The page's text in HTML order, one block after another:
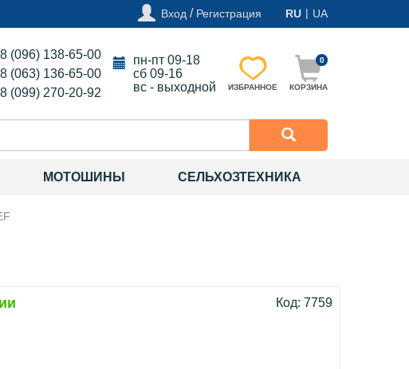
Вход / Регистрация RU | UA
(096) 138-65-00
(063) 136-65-00
(099) 270-20-92
пн-пт 09-18
сб 09-16
вс - выходной
ИЗБРАННОЕ
0
КОРЗИНА
МОТОШИНЫ СЕЛЬХОЗТЕХНИКА
Код: 7759